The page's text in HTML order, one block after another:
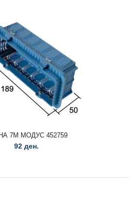
3М МОДУС 452757
20 ден.
3М МОДУС 452757..
7М МОДУС 452759
92 ден.